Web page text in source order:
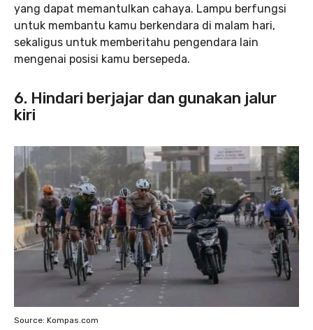
yang dapat memantulkan cahaya. Lampu berfungsi
untuk membantu kamu berkendara di malam hari,
sekaligus untuk memberitahu pengendara lain
mengenai posisi kamu bersepeda.
6. Hindari berjajar dan gunakan jalur
kiri
Source: Kompas.com